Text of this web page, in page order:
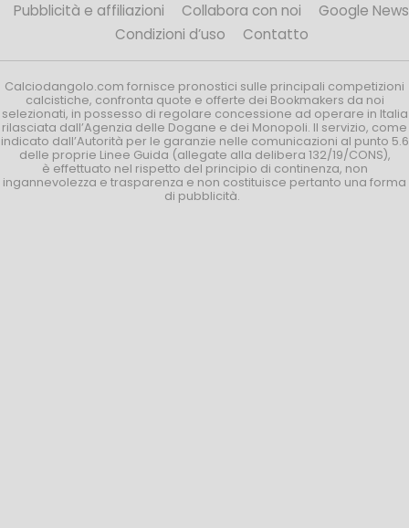
Pubblicità e affiliazioni
Collabora con noi
Google News
Condizioni d’uso
Contatto
Calciodangolo.com fornisce pronostici sulle principali competizioni
calcistiche, confronta quote e offerte dei Bookmakers da noi
selezionati, in possesso di regolare concessione ad operare in Italia
rilasciata dall’Agenzia delle Dogane e dei Monopoli. Il servizio, come
indicato dall’Autorità per le garanzie nelle comunicazioni al punto 5.6
delle proprie Linee Guida (allegate alla delibera 132/19/CONS),
è effettuato nel rispetto del principio di continenza, non
ingannevolezza e trasparenza e non costituisce pertanto una forma
di pubblicità.